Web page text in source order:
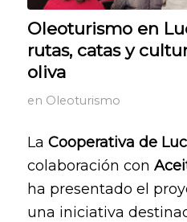
Oleoturismo en
rutas, catas y
oliva
en Oleoturismo
La Cooperativa de
colaboración con
ha presentado el
una iniciativa